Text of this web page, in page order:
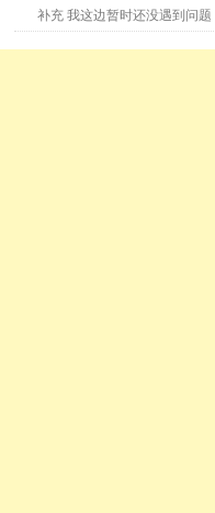
补充 我这边暂时还没遇到问题